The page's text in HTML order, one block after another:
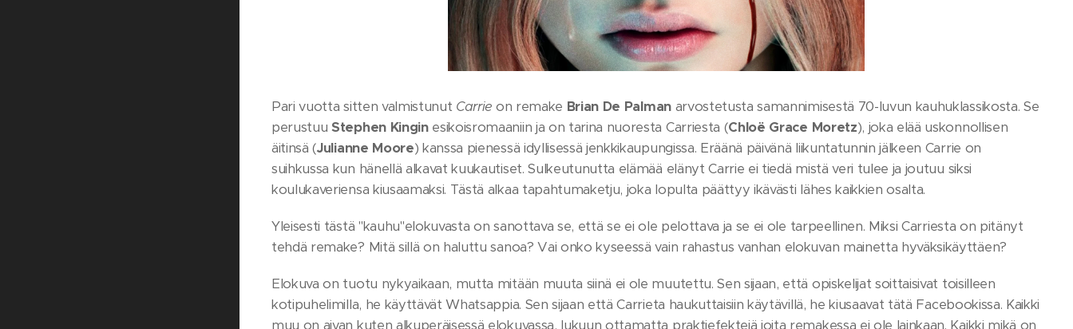
Pari vuotta sitten valmistunut Carrie on remake Brian De Palmanarvostetusta samannimisestä 70-luvun kauhuklassikosta. Se
perustuu Stephen Kinginesikoisromaaniin ja on tarina nuoresta Carriesta (Chloë Grace Moretz), joka elää uskonnollisen
äitinsä (Julianne Moore) kanssa pienessä idyllisessä jenkkikaupungissa. Eräänä päivänä liikuntatunnin jälkeen Carrie on
suihkussa kun hänellä alkavat kuukautiset. Sulkeutunutta elämää elänyt Carrie ei tiedä mistä veri tulee ja joutuu siksi
koulukaveriensa kiusaamaksi. Tästä alkaa tapahtumaketju, joka lopulta päättyy ikävästi lähes kaikkien osalta.
Yleisesti tästä "kauhu"elokuvasta on sanottava se, että se ei ole pelottava ja se ei ole tarpeellinen. Miksi Carriesta on pitänyt
tehdä remake? Mitä sillä on haluttu sanoa? Vai onko kyseessä vain rahastus vanhan elokuvan mainetta hyväksikäyttäen?
Elokuva on tuotu nykyaikaan, mutta mitään muuta siinä ei ole muutettu. Sen sijaan, että opiskelijat soittaisivat toisilleen
kotipuhelimilla, he käyttävät Whatsappia. Sen sijaan että Carrieta haukuttaisiin käytävillä, he kiusaavat tätä Facebookissa. Kaikki
muu on aivan kuten alkuperäisessä elokuvassa, lukuun ottamatta praktiefektejä joita remakessa ei ole lainkaan. Kaikki mikä on